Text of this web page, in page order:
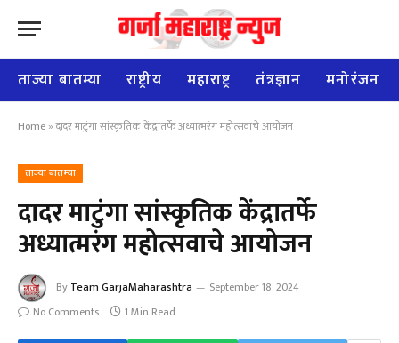
ताज्या बातम्या राष्ट्रीय महाराष्ट्र तंत्रज्ञान मनोरंजन
Home »दादर माटुंगा सांस्कृतिक केंद्रातर्फे अध्यात्मरंग महोत्सवाचे आयोजन
ताज्या बातम्या
दादर माटुंगा सांस्कृतिक केंद्रातर्फे
अध्यात्मरंग महोत्सवाचे आयोजन
By Team GarjaMaharashtra
September 18, 2024
No Comments
1 Min Read